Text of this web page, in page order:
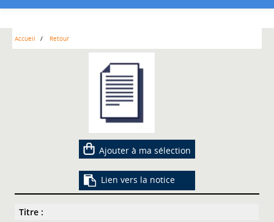
Accueil Retour
Ajouter à ma sélection
Lien vers la notice
Titre :